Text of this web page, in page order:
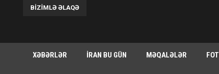
BIZIMLƏ ƏLAQƏ
XƏBƏRLƏR İRAN BU GÜN MƏQALƏLƏR